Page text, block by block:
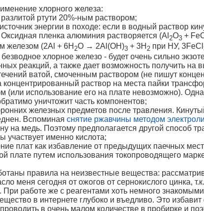
хлорного железа:
ртути 20%-ным раствором;
энергии в походе: если в водный раствор
Оксидная пленка алюминия растворяется (Al 2O3+
железом (2Al + 6H 2O → 2Al(OH)3+ 3H 2при НУ, 3FeCl
хлорное железо - будет очень сильно
реакций, а также дает возможность получить на
ватой, смоченным раствором (не пишут
концентрированный раствор на места пайки
(или использование его на плате невозможно).
уничтожит часть компонентов;
железных предметов после травления.
Вспоминая снятие ржавчины методом
на медь. Поэтому предполагается другой способ
участвует именно кислота;
плат как избавление от предыдущих паечных
плате путем использования токопроводящего
правила на неизвестные вещества:
меня сегодня от ожогов от сернокислого цинка,
При работе же с реагентами хоть немного
в интернете глубоко и въедливо. Это
в очень малом количестве в пробирке и